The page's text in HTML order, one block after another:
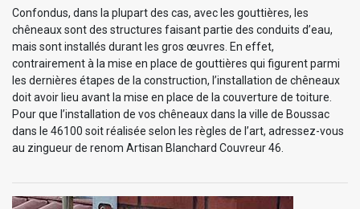
Confondus, dans la plupart des cas, avec les gouttières, les
chêneaux sont des structures faisant partie des conduits d’eau,
mais sont installés durant les gros œuvres. En effet,
contrairement à la mise en place de gouttières qui figurent parmi
les dernières étapes de la construction, l’installation de chêneaux
doit avoir lieu avant la mise en place de la couverture de toiture.
Pour que l’installation de vos chêneaux dans la ville de Boussac
dans le 46100 soit réalisée selon les règles de l’art, adressez-vous
au zingueur de renom Artisan Blanchard Couvreur 46.